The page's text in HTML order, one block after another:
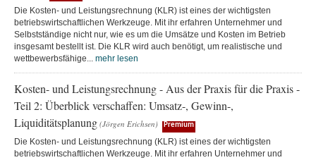
Die Kosten- und Leistungsrechnung (KLR) ist eines der wichtigsten
betriebswirtschaftlichen Werkzeuge. Mit ihr erfahren Unternehmer und
Selbstständige nicht nur, wie es um die Umsätze und Kosten im Betrieb
insgesamt bestellt ist. Die KLR wird auch benötigt, um realistische und
wettbewerbsfähige... mehr lesen
Kosten- und Leistungsrechnung - Aus der Praxis für die Praxis -
Teil 2: Überblick verschaffen: Umsatz-, Gewinn-,
Liquiditätsplanung (Jörgen Erichsen) Premium
Die Kosten- und Leistungsrechnung (KLR) ist eines der wichtigsten
betriebswirtschaftlichen Werkzeuge. Mit ihr erfahren Unternehmer und